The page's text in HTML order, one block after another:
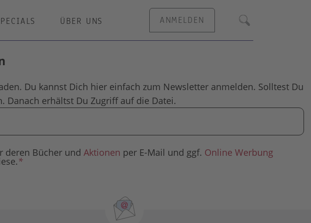
ÜBER UNS ANMELDEN Suche
Du kannst Dich hier einfach zum Newsletter anmelden. Solltest Du
Danach erhältst Du Zugriff auf die Datei.
deren Bücher und Aktionen per E-Mail und ggf. Online Werbung
*